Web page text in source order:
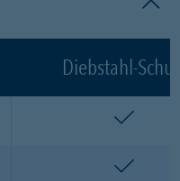
Diebstahl-